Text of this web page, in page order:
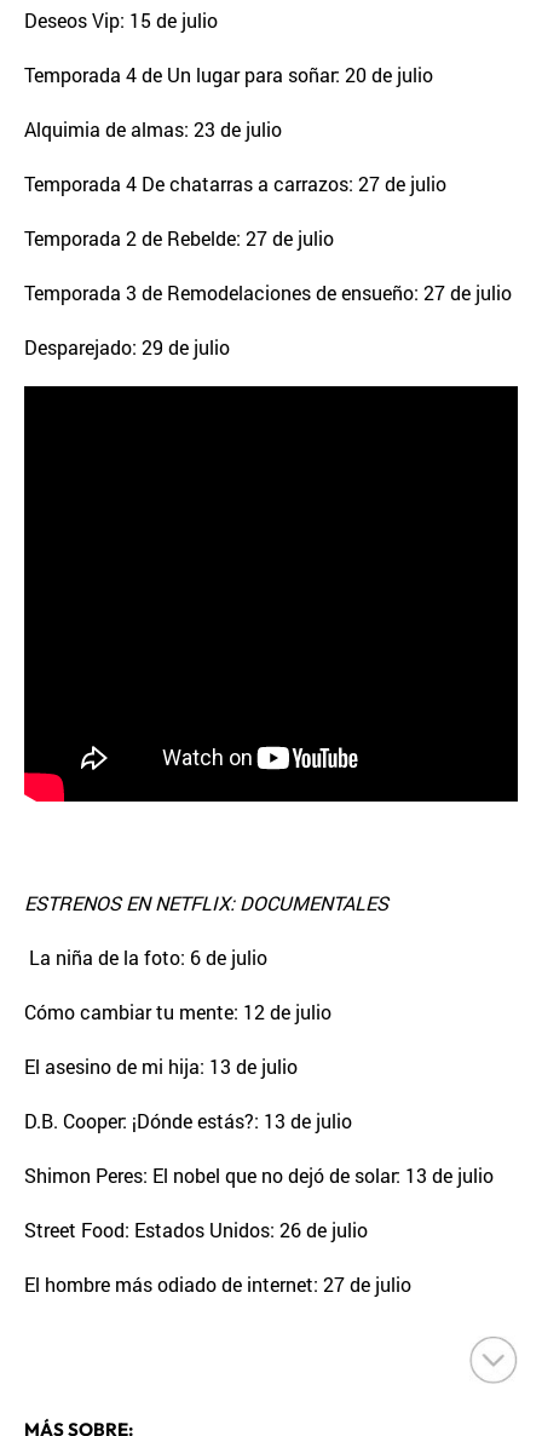
Deseos Vip: 15 de julio
Temporada 4 de Un lugar para soñar: 20 de julio
Alquimia de almas: 23 de julio
Temporada 4 De chatarras a carrazos: 27 de julio
Temporada 2 de Rebelde: 27 de julio
Temporada 3 de Remodelaciones de ensueño: 27 de julio
Desparejado: 29 de julio
ESTRENOS EN NETFLIX: DOCUMENTALES
La niña de la foto: 6 de julio
Cómo cambiar tu mente: 12 de julio
El asesino de mi hija: 13 de julio
D.B. Cooper: ¡Dónde estás?: 13 de julio
Shimon Peres: El nobel que no dejó de solar: 13 de julio
Street Food: Estados Unidos: 26 de julio
El hombre más odiado de internet: 27 de julio
MÁS SOBRE: